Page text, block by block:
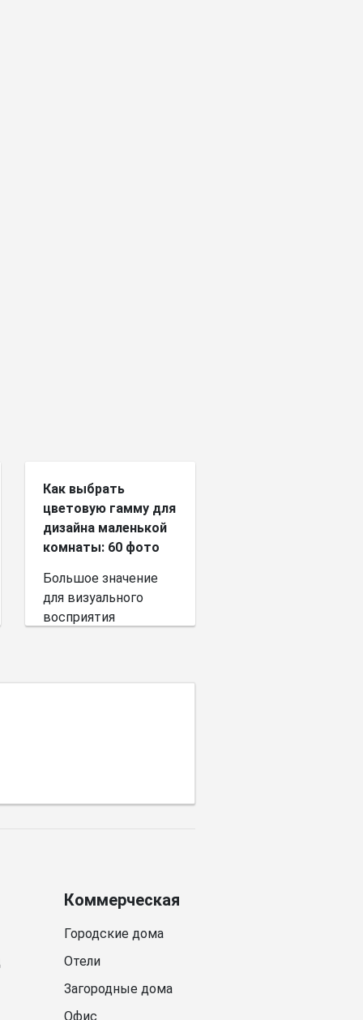
Как выбрать
цветовую гамму для
дизайна маленькой
комнаты: 60 фото
Большое значение
для визуального
восприятия
Коммерческая
Городские дома
Отели
Загородные дома
Офис